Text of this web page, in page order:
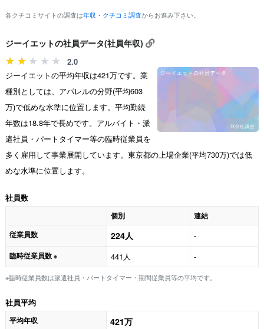
各クチコミサイトの調査は年収・クチコミ調査からお進み下さい。
ジーイエットの社員データ(社員年収)
2.0
ジーイエットの平均年収は421万です。業
種別としては、アパレルの分野(平均603
万)で低めな水準に位置します。平均勤続
年数は18.8年で長めです。アルバイト・派
遣社員・パートタイマー等の臨時従業員を
多く雇用して事業展開しています。東京都の上場企業(平均730万)では低
めな水準に位置します。
社員数
個別
連結
従業員数
224人 -
臨時従業員数 ※ 441人 -
※臨時従業員数は派遣社員・パートタイマー・期間従業員等の平均です。
社員平均
平均年収 421万